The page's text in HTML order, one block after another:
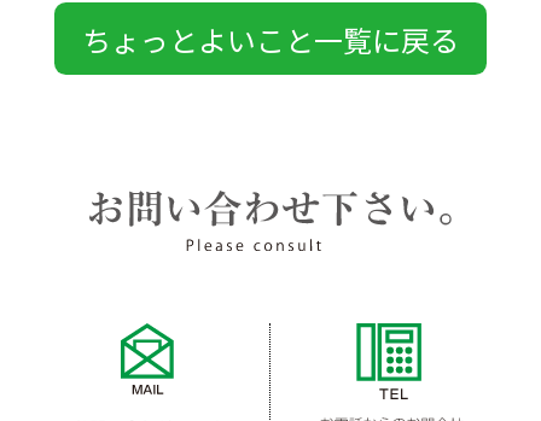
ちょっとよいこと一覧に戻る